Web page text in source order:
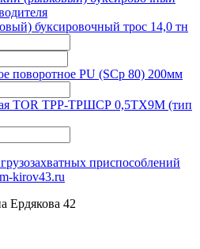
буксировочный трос 14,0 тн
поворотное PU (SCp 80) 200мм
TOR ТРР-ТРШСР 0,5ТХ9М (тип
приспособлений
kirov43.ru
Ердякова 42